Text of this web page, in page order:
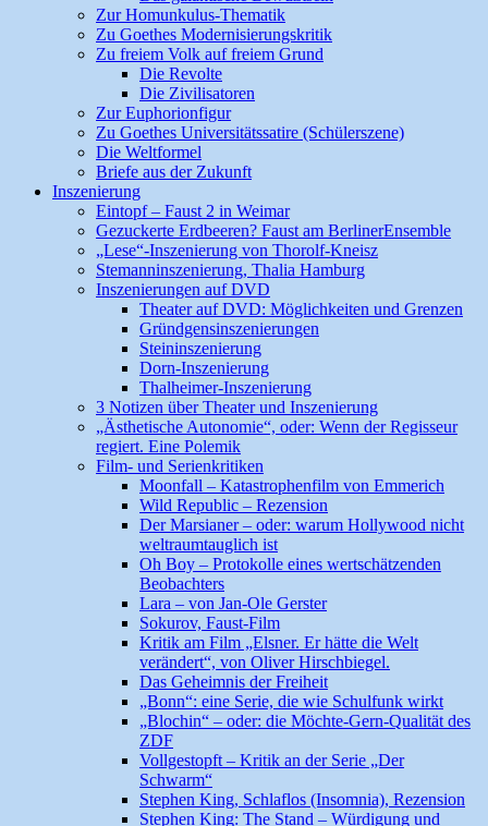
Zur Homunkulus-Thematik
Zu Goethes Modernisierungskritik
Zu freiem Volk auf freiem Grund
Die Revolte
Die Zivilisatoren
Zur Euphorionfigur
Zu Goethes Universitätssatire (Schülerszene)
Die Weltformel
Briefe aus der Zukunft
Inszenierung
Eintopf – Faust 2 in Weimar
Gezuckerte Erdbeeren? Faust am BerlinerEnsemble
„Lese“-Inszenierung von Thorolf-Kneisz
Stemanninszenierung, Thalia Hamburg
Inszenierungen auf DVD
Theater auf DVD: Möglichkeiten und Grenzen
Gründgensinszenierungen
Steininszenierung
Dorn-Inszenierung
Thalheimer-Inszenierung
3 Notizen über Theater und Inszenierung
„Ästhetische Autonomie“, oder: Wenn der Regisseur
regiert. Eine Polemik
Film- und Serienkritiken
Moonfall – Katastrophenfilm von Emmerich
Wild Republic – Rezension
Der Marsianer – oder: warum Hollywood nicht
weltraumtauglich ist
Oh Boy – Protokolle eines wertschätzenden
Beobachters
Lara – von Jan-Ole Gerster
Sokurov, Faust-Film
Kritik am Film „Elsner. Er hätte die Welt
verändert“, von Oliver Hirschbiegel.
Das Geheimnis der Freiheit
„Bonn“: eine Serie, die wie Schulfunk wirkt
„Blochin“ – oder: die Möchte-Gern-Qualität des
ZDF
Vollgestopft – Kritik an der Serie „Der
Schwarm“
Stephen King, Schlaflos (Insomnia), Rezension
Stephen King: The Stand – Würdigung und